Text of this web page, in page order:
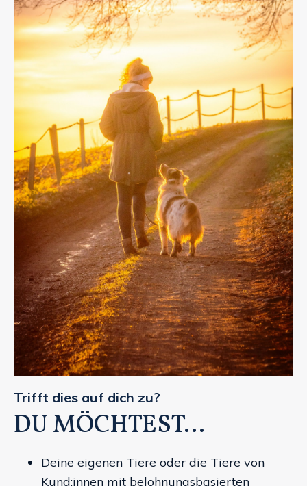
Trifft dies auf dich zu?
DU MÖCHTEST...
Deine eigenen Tiere oder die Tiere von
Kund:innen mit belohnungsbasierten